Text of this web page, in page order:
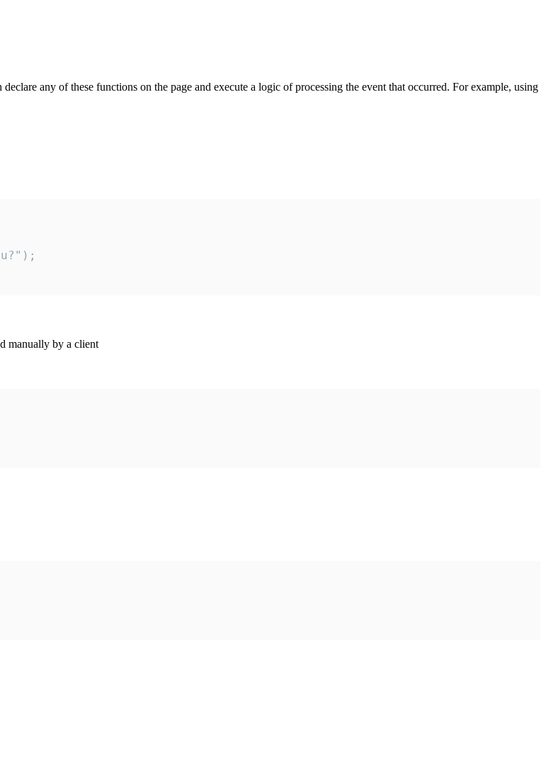
any of these functions on the page and execute a logic of processing the event that occurred. For example, using
manually by a client